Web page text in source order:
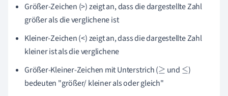
Größer-Zeichen (>) zeigt an, dass die dargestellte Zahl
größer als die verglichene ist
Kleiner-Zeichen (<) zeigt an, dass die dargestellte Zahl
kleiner ist als die verglichene
Größer-Kleiner-Zeichen mit Unterstrich (≥ und ≤ )
bedeuten "größer/ kleiner als oder gleich"